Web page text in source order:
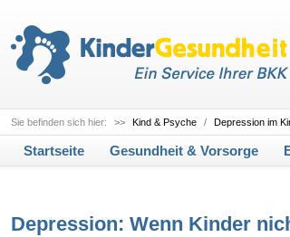
Sie befinden sich hier: >> Kind & Psyche / Depression im
Startseite Gesundheit & Vorsorge
Depression: Wenn Kinder